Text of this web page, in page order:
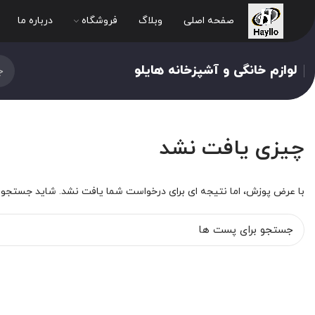
صفحه اصلی وبلاگ فروشگاه درباره ما
لوازم خانگی و آشپزخانه هایلو
چیزی یافت نشد
با عرض پوزش، اما نتیجه ای برای درخواست شما یافت نشد. شاید